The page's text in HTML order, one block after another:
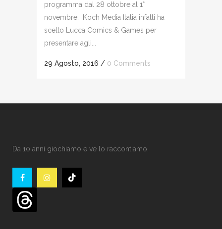
programma dal 28 ottobre al 1°
novembre. Koch Media Italia infatti ha
scelto Lucca Comics & Games per
presentare agli...
29 Agosto, 2016 / 0 Comments
Da 10 anni giochiamo e ve lo raccontiamo.